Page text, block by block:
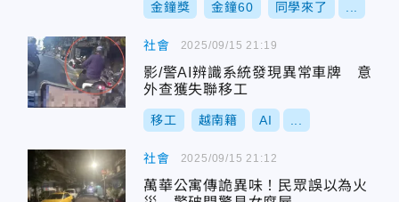
金鐘獎 金鐘60 同學來了
社會
影/警AI辨識系統發現異常車牌 意
外查獲失聯移工
移工 越南籍 AI
2025/09/15 21:19
社會
萬華公寓傳詭異味！民眾誤以為火
2025/09/15 21:12